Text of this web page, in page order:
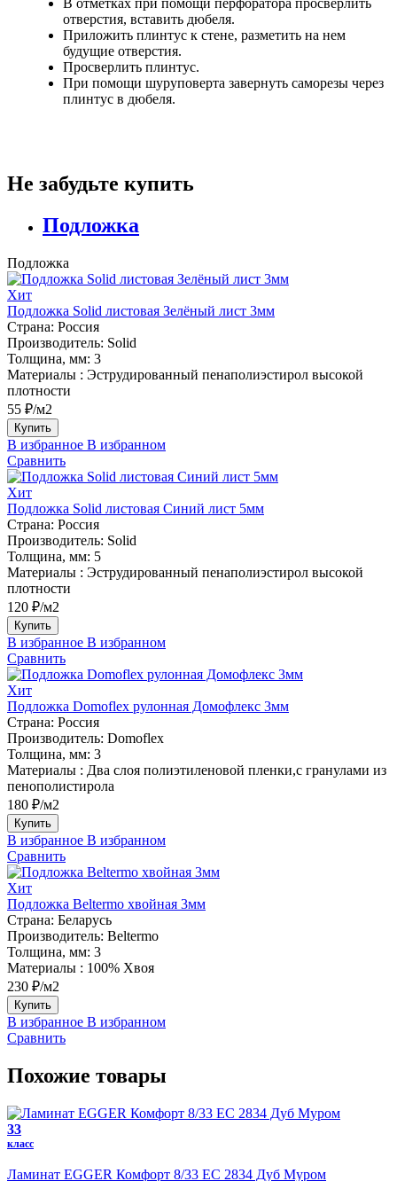
В отметках при помощи перфоратора просверлить
отверстия, вставить дюбеля.
Приложить плинтус к стене, разметить на нем
будущие отверстия.
Просверлить плинтус.
При помощи шуруповерта завернуть саморезы через
плинтус в дюбеля.
Не забудьте купить
Подложка
Подложка
Хит
Подложка Solid листовая Зелёный лист 3мм
Страна: Россия
Производитель: Solid
Толщина, мм: 3
Материалы : Эструдированный пенаполиэстирол высокой
плотности
55 ₽/м2
Купить
В избранное В избранном
Сравнить
Хит
Подложка Solid листовая Синий лист 5мм
Страна: Россия
Производитель: Solid
Толщина, мм: 5
Материалы : Эструдированный пенаполиэстирол высокой
плотности
120 ₽/м2
Купить
В избранное В избранном
Сравнить
Хит
Подложка Domoflex рулонная Домофлекс 3мм
Страна: Россия
Производитель: Domoflex
Толщина, мм: 3
Материалы : Два слоя полиэтиленовой пленки,с гранулами из
пенополистирола
180 ₽/м2
Купить
В избранное В избранном
Сравнить
Хит
Подложка Beltermo хвойная 3мм
Страна: Беларусь
Производитель: Beltermo
Толщина, мм: 3
Материалы : 100% Хвоя
230 ₽/м2
Купить
В избранное В избранном
Сравнить
Похожие товары
33
класс
Ламинат EGGER Комфорт 8/33 EC 2834 Дуб Муром